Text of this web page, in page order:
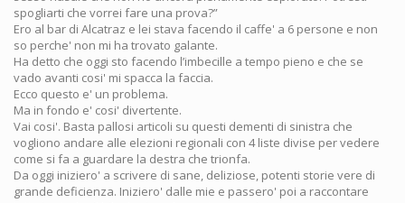
spogliarti che vorrei fare una prova?”
Ero al bar di Alcatraz e lei stava facendo il caffe' a 6 persone e non
so perche' non mi ha trovato galante.
Ha detto che oggi sto facendo l’imbecille a tempo pieno e che se
vado avanti cosi' mi spacca la faccia.
Ecco questo e' un problema.
Ma in fondo e' cosi' divertente.
Vai cosi'. Basta pallosi articoli su questi dementi di sinistra che
vogliono andare alle elezioni regionali con 4 liste divise per vedere
come si fa a guardare la destra che trionfa.
Da oggi iniziero' a scrivere di sane, deliziose, potenti storie vere di
grande deficienza. Iniziero' dalle mie e passero' poi a raccontare